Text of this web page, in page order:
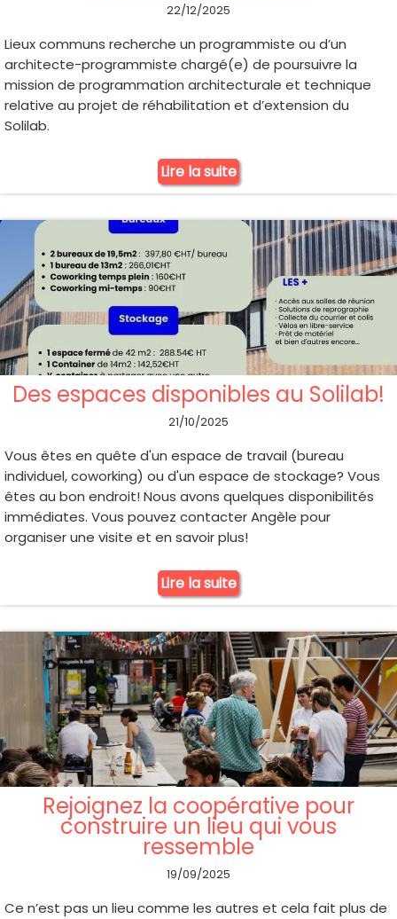
22/12/2025
Lieux communs recherche un programmiste ou d’un
architecte-programmiste chargé(e) de poursuivre la
mission de programmation architecturale et technique
relative au projet de réhabilitation et d’extension du
Solilab.
Lire la suite
Des espaces disponibles au Solilab!
21/10/2025
Vous êtes en quête d'un espace de travail (bureau
individuel, coworking) ou d'un espace de stockage? Vous
êtes au bon endroit! Nous avons quelques disponibilités
immédiates. Vous pouvez contacter Angèle pour
organiser une visite et en savoir plus!
Lire la suite
Rejoignez la coopérative pour
construire un lieu qui vous
ressemble
19/09/2025
Ce n’est pas un lieu comme les autres et cela fait plus de